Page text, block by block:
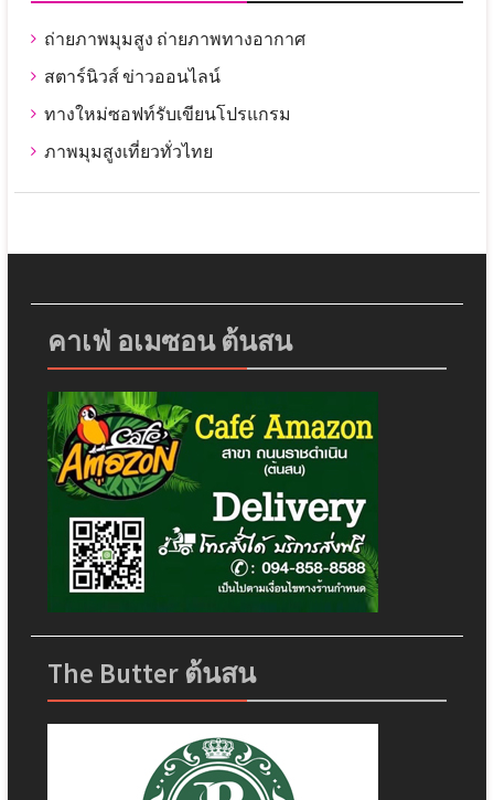
ถ่ายภาพมุมสูง ถ่ายภาพทางอากาศ
สตาร์นิวส์ ข่าวออนไลน์
ทางใหม่ซอฟท์รับเขียนโปรแกรม
ภาพมุมสูงเที่ยวทั่วไทย
คาเฟ่ อเมซอน ต้นสน
The Butter ต้นสน